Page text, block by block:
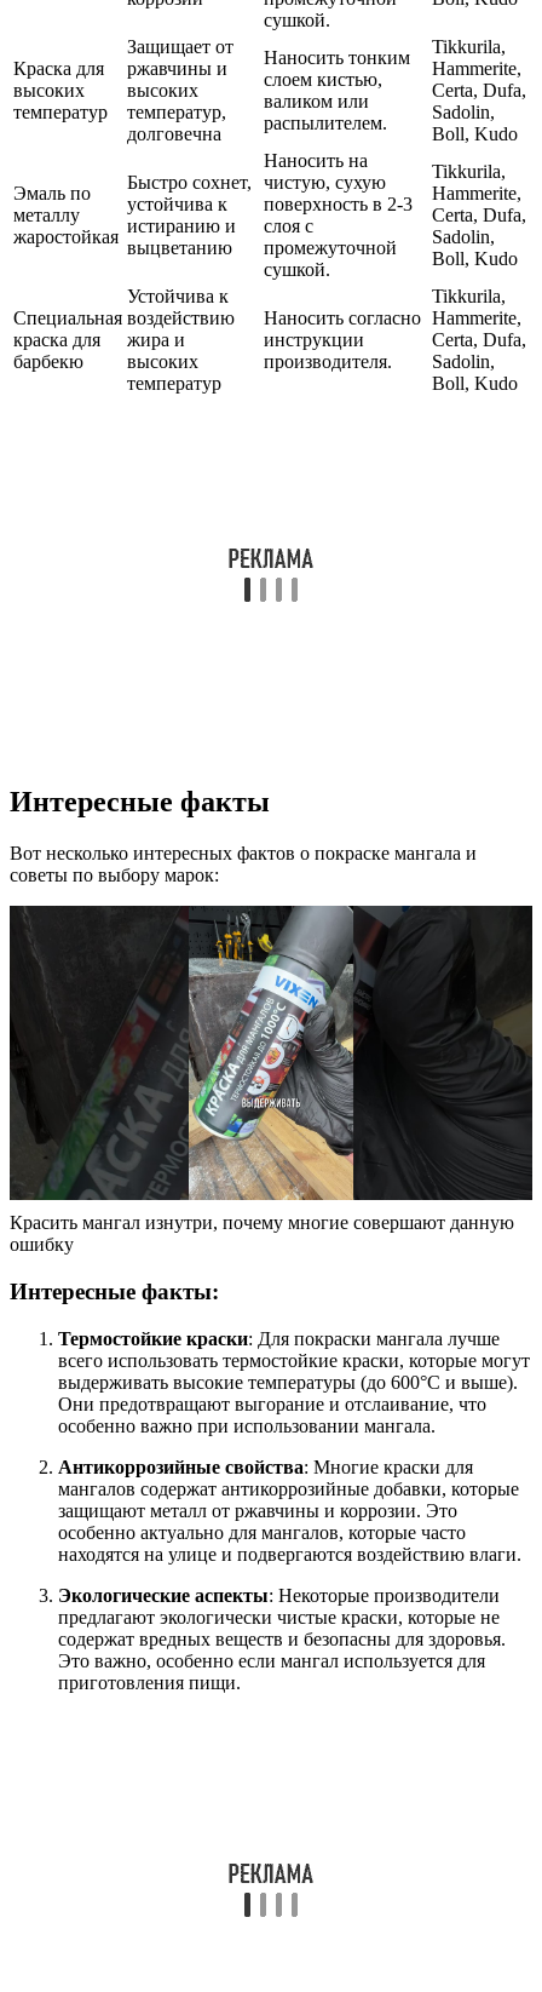
сушкой.
Краска для
высоких
температур
Защищает от
ржавчины и
высоких
температур,
долговечна
Наносить тонким
слоем кистью,
валиком или
распылителем.
Tikkurila,
Hammerite,
Certa, Dufa,
Sadolin,
Boll, Kudo
Эмаль по
металлу
жаростойкая
Быстро сохнет,
устойчива к
истиранию и
выцветанию
Наносить на
чистую, сухую
поверхность в 2-3
слоя с
промежуточной
сушкой.
Tikkurila,
Hammerite,
Certa, Dufa,
Sadolin,
Boll, Kudo
Специальная
краска для
барбекю
Устойчива к
воздействию
жира и
высоких
температур
Наносить согласно
инструкции
производителя.
Tikkurila,
Hammerite,
Certa, Dufa,
Sadolin,
Boll, Kudo
Интересные факты
Вот несколько интересных фактов о покраске мангала и
советы по выбору марок:
Красить мангал изнутри, почему многие совершают данную
ошибку
Интересные факты:
Термостойкие краски: Для покраски мангала лучше
всего использовать термостойкие краски, которые могут
выдерживать высокие температуры (до 600°C и выше).
Они предотвращают выгорание и отслаивание, что
особенно важно при использовании мангала.
Антикоррозийные свойства: Многие краски для
мангалов содержат антикоррозийные добавки, которые
защищают металл от ржавчины и коррозии. Это
особенно актуально для мангалов, которые часто
находятся на улице и подвергаются воздействию влаги.
Экологические аспекты: Некоторые производители
предлагают экологически чистые краски, которые не
содержат вредных веществ и безопасны для здоровья.
Это важно, особенно если мангал используется для
приготовления пищи.